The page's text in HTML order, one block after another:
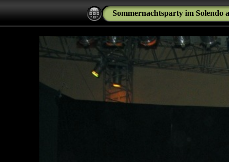
Sommernachtsparty im Solendo